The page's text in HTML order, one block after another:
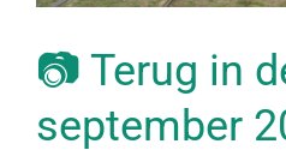
📷 Terug in
september